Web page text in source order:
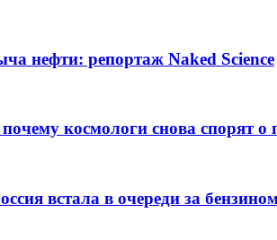
нефти: репортаж Naked Science
космологи снова спорят о
встала в очереди за